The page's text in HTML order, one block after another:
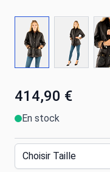
414,90 €
En stock